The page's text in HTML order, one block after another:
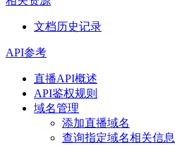
文档历史记录
API参考
直播API概述
API鉴权规则
域名管理
添加直播域名
查询指定域名相关信息